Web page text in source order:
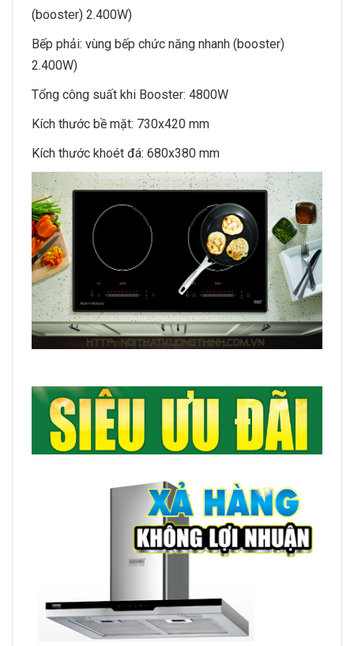
(booster) 2.400W)
Bếp phải: vùng bếp chức năng nhanh (booster)
2.400W)
Tổng công suất khi Booster: 4800W
Kích thước bề mặt: 730x420 mm
Kích thước khoét đá: 680x380 mm